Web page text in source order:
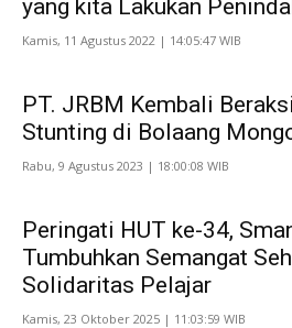
yang kita Lakukan
Kamis, 11 Agustus 2022 | 14:05:47 WIB
PT. JRBM Kembali
Stunting di Bolaang
Rabu, 9 Agustus 2023 | 18:00:08 WIB
Peringati HUT ke-34,
Tumbuhkan Semangat
Solidaritas Pelajar
Kamis, 23 Oktober 2025 | 11:03:59 WIB